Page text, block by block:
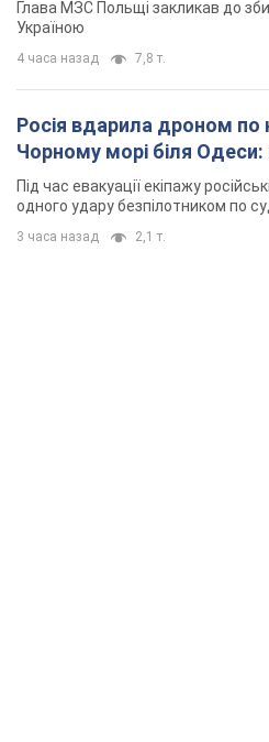
Глава МЗС Польщі закликав до
Україною
4 часа назад 7,8 т.
Росія вдарила дроном по
Чорному морі біля Одеси:
Під час евакуації екіпажу
одного удару безпілотником по
3 часа назад 2,1 т.